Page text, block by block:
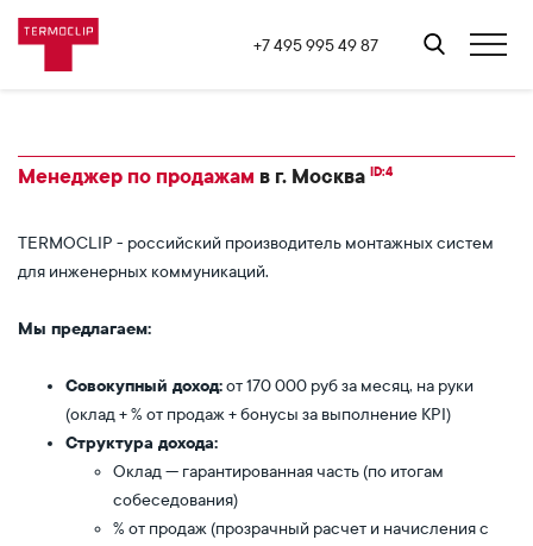
+7 495 995 49 87
Менеджер по продажам в г. Москва ID:4
TERMOCLIP - российский производитель монтажных систем
для инженерных коммуникаций.
Мы предлагаем:
Совокупный доход:от 170 000 руб за месяц, на руки
(оклад + % от продаж + бонусы за выполнение KPI)
Структура дохода:
Оклад — гарантированная часть (по итогам
собеседования)
% от продаж (прозрачный расчет и начисления с